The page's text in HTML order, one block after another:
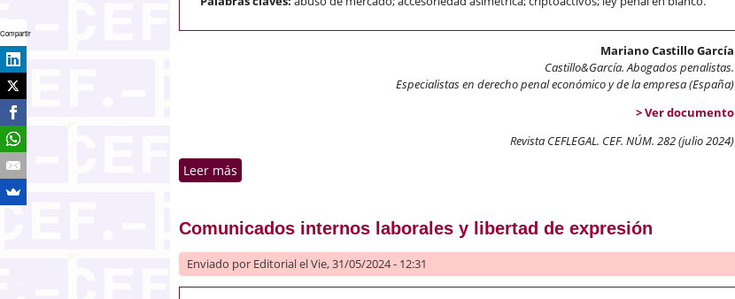
Mariano Castillo García
Castillo&García. Abogados penalistas.
Especialistas en derecho penal económico y de la empresa (España)
> Ver documento
Revista CEFLEGAL. CEF. NÚM. 282 (julio 2024)
Leer más
Comunicados internos laborales y libertad de expresión
Enviado por Editorialel Vie, 31/05/2024 - 12:31
Compartir